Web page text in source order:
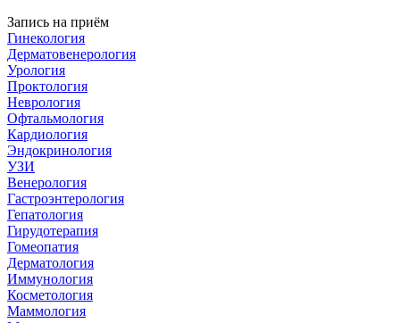
Запись на приём
Гинекология
Дерматовенерология
Урология
Проктология
Неврология
Офтальмология
Кардиология
Эндокринология
УЗИ
Венерология
Гастроэнтерология
Гепатология
Гирудотерапия
Гомеопатия
Дерматология
Иммунология
Косметология
Маммология